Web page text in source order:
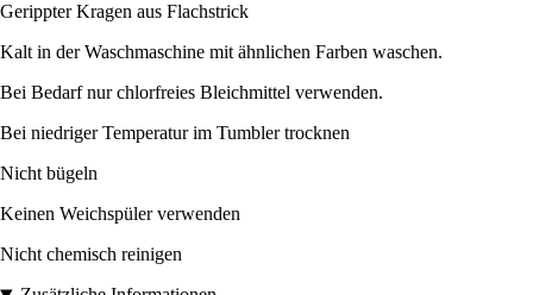
Gerippter Kragen aus Flachstrick
Kalt in der Waschmaschine mit ähnlichen Farben waschen.
Bei Bedarf nur chlorfreies Bleichmittel verwenden.
Bei niedriger Temperatur im Tumbler trocknen
Nicht bügeln
Keinen Weichspüler verwenden
Nicht chemisch reinigen